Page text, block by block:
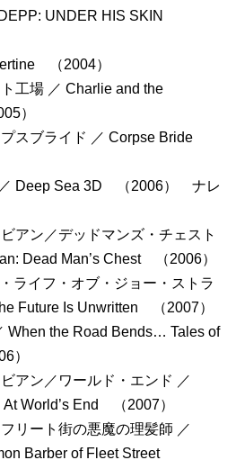
UNDER HIS SKIN
（2004）
工場 ／ Charlie and the
）
スブライド ／ Corpse Bride
Deep Sea 3D （2006） ナレ
アン／デッドマンズ・チェスト
Dead Man’s Chest （2006）
ライフ・オブ・ジョー・ストラ
Future Is Unwritten （2007）
When the Road Bends… Tales of
）
アン／ワールド・エンド ／
World’s End （2007）
リート街の悪魔の理髪師 ／
Barber of Fleet Street